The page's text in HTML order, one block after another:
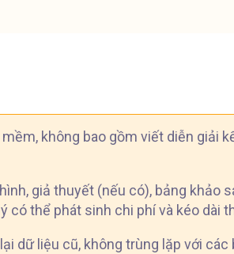
không bao gồm viết diễn giải
giả thuyết (nếu có), bảng khảo
thể phát sinh chi phí và kéo dài
dữ liệu cũ, không trùng lặp với